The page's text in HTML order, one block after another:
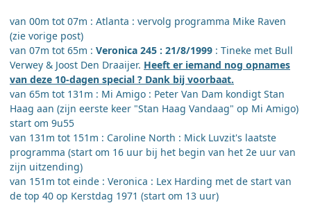
van 00m tot 07m : Atlanta : vervolg programma Mike Raven
(zie vorige post)
van 07m tot 65m : Veronica 245 : 21/8/1999 : Tineke met Bull
Verwey & Joost Den Draaijer. Heeft er iemand nog opnames
van deze 10-dagen special ? Dank bij voorbaat.
van 65m tot 131m : Mi Amigo : Peter Van Dam kondigt Stan
Haag aan (zijn eerste keer "Stan Haag Vandaag" op Mi Amigo)
start om 9u55
van 131m tot 151m : Caroline North : Mick Luvzit's laatste
programma (start om 16 uur bij het begin van het 2e uur van
zijn uitzending)
van 151m tot einde : Veronica : Lex Harding met de start van
de top 40 op Kerstdag 1971 (start om 13 uur)